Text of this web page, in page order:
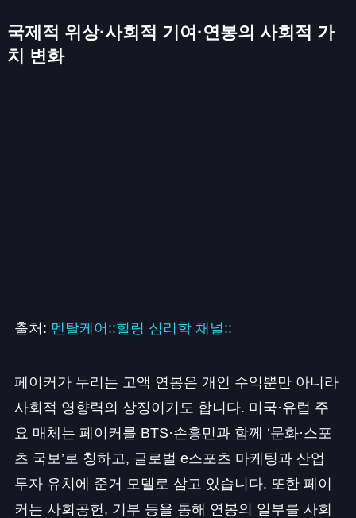
국제적 위상·사회적 기여 ·연봉의 사회적 가
치 변화
출처: 멘탈케어::힐링 심리학 채널::
페이커가 누리는 고액 연봉은 개인 수익뿐만 아니라
사회적 영향력의 상징이기도 합니다. 미국·유럽 주
요 매체는 페이커를 BTS·손흥민과 함께 ‘문화·스포
츠 국보’로 칭하고, 글로벌 e스포츠 마케팅과 산업
투자 유치에 준거 모델로 삼고 있습니다. 또한 페이
커는 사회공헌, 기부 등을 통해 연봉의 일부를 사회